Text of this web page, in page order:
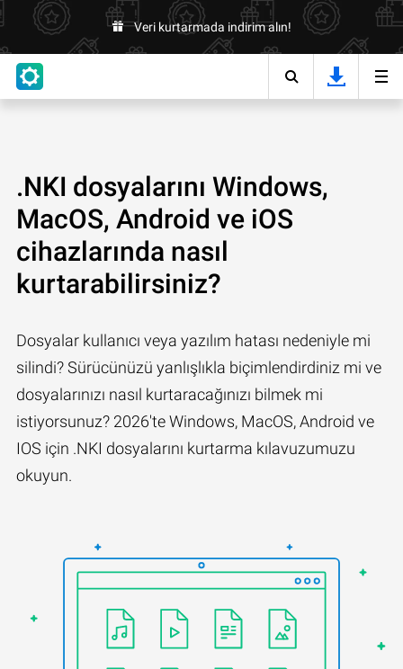
Veri kurtarmada indirim alın!
.NKI dosyalarını Windows,
MacOS, Android ve iOS
cihazlarında nasıl
kurtarabilirsiniz?
Dosyalar kullanıcı veya yazılım hatası nedeniyle mi
silindi? Sürücünüzü yanlışlıkla biçimlendirdiniz mi ve
dosyalarınızı nasıl kurtaracağınızı bilmek mi
istiyorsunuz? 2026'te Windows, MacOS, Android ve
IOS için .NKI dosyalarını kurtarma kılavuzumuzu
okuyun.